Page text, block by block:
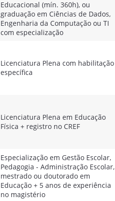
Educacional (mín. 360h), ou
graduação em Ciências de Dados,
Engenharia da Computação ou TI
com especialização
Licenciatura Plena com habilitação
específica
Licenciatura Plena em Educação
Física + registro no CREF
Especialização em Gestão Escolar,
Pedagogia - Administração Escolar,
mestrado ou doutorado em
Educação + 5 anos de experiência
no magistério